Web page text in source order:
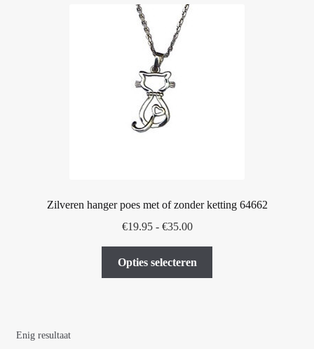
Zilveren hanger poes met of zonder ketting 64662
€19.95 - €35.00Prijsklasse:
tot
€35.00
Opties selecteren
Enig resultaat